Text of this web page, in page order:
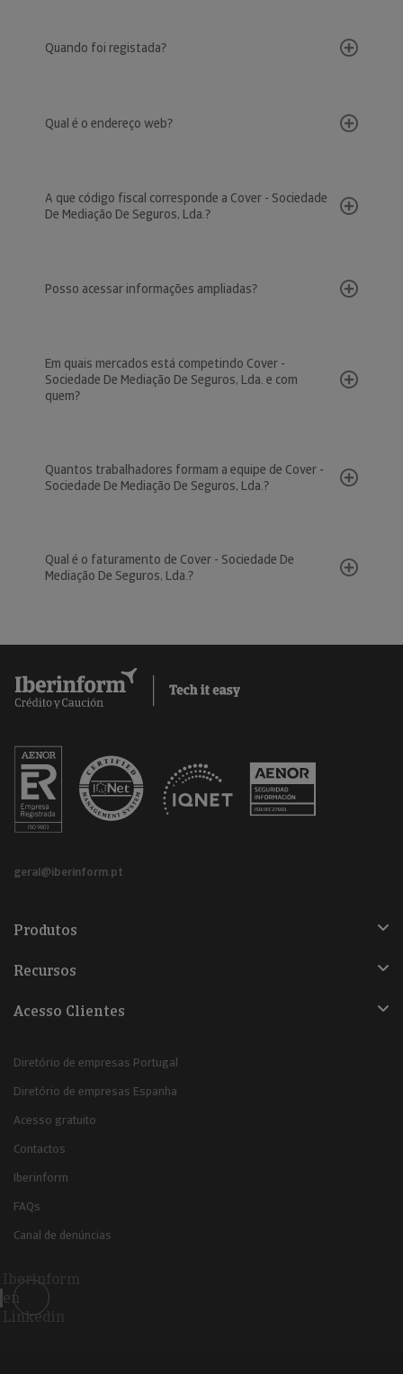
Quando foi registada?
Qual é o endereço web?
A que código fiscal corresponde a Cover - Sociedade
De Mediação De Seguros, Lda.?
Posso acessar informações ampliadas?
Em quais mercados está competindo Cover -
Sociedade De Mediação De Seguros, Lda. e com
quem?
Quantos trabalhadores formam a equipe de Cover -
Sociedade De Mediação De Seguros, Lda.?
Qual é o faturamento de Cover - Sociedade De
Mediação De Seguros, Lda.?
geral@iberinform.pt
Produtos
Recursos
Acesso Clientes
Diretório de empresas Portugal
Diretório de empresas Espanha
Acesso gratuito
Contactos
Iberinform
FAQs
Canal de denúncias
Iberinform
en
Linkedin